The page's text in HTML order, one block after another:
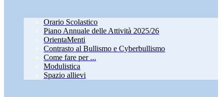
Orario Scolastico
Piano Annuale delle Attività 2025/26
OrientaMenti
Contrasto al Bullismo e Cyberbullismo
Come fare per ...
Modulistica
Spazio allievi